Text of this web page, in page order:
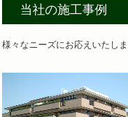
当社の施工事例
様々なニーズにお応えいたし